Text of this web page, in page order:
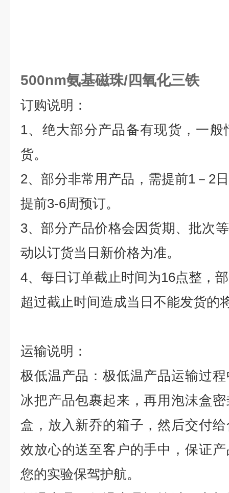
500nm氨基磁珠/四氧化三铁
订购说明：
1、绝大部分产品备有现货，一
货。
2、部分非常用产品，需提前1 － 2
提前3-6周预订。
3、部分产品价格会因货期、批次
动以订货当日新价格为准。
4、每日订单截止时间为16点整，
超过截止时间造成当日不能发货的
运输说明：
极低温产品：极低温产品运输过
冰把产品包裹起来，再用泡沫盒
盒，放入新乔的箱子，然后交付
效放心的送至客户的手中，保证
您的实验保驾护航。